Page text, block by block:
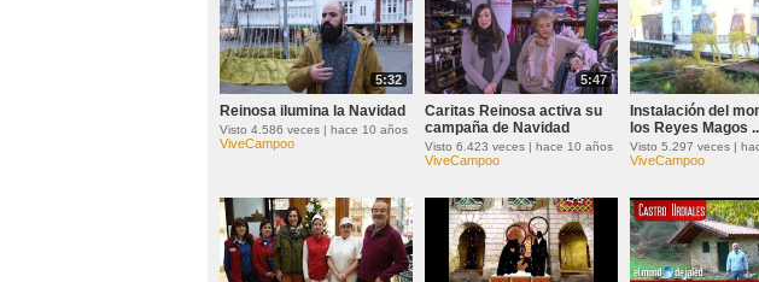
5:32
Reinosa ilumina la Navidad
Visto 4.586 veces | hace 10 años
ViveCampoo
5:47
Caritas Reinosa activa su
campaña de Navidad
Visto 6.423 veces | hace 10 años
ViveCampoo
Instalación del
los Reyes Magos
Visto 5.297 veces |
ViveCampoo